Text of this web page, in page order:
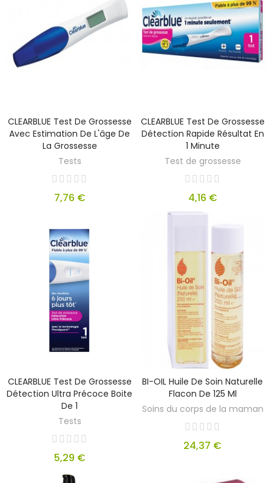
CLEARBLUE Test De Grossesse
Avec Estimation De L'âge De
La Grossesse
Tests
7,76 €
CLEARBLUE Test De Grossesse
Détection Rapide Résultat En
1 Minute
Test de grossesse
4,16 €
CLEARBLUE Test De Grossesse
Détection Ultra Précoce Boite
De 1
Tests
5,29 €
BI-OIL Huile De Soin Naturelle
Flacon De 125 Ml
Soins du corps de la maman
24,37 €